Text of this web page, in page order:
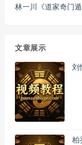
林一川《道家奇门
文章展示
刘
柏